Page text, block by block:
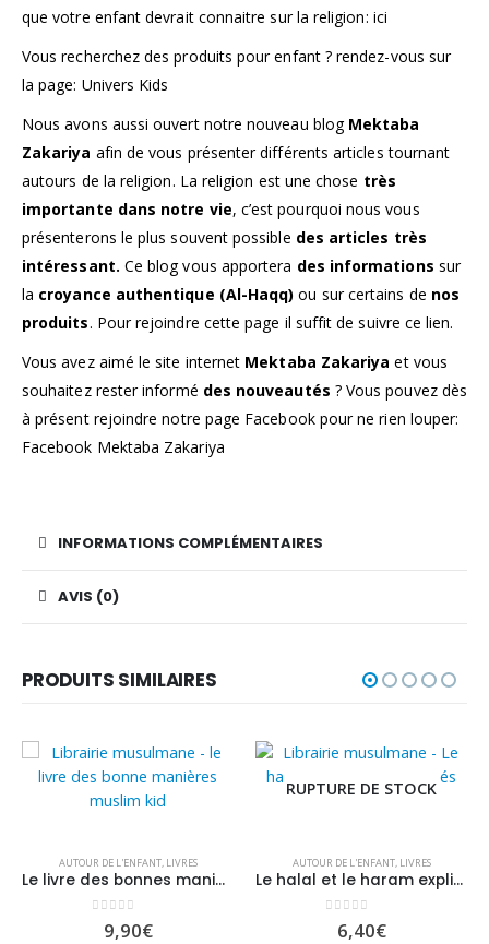
que votre enfant devrait connaitre sur la religion: ici
Vous recherchez des produits pour enfant ? rendez-vous sur
la page: Univers Kids
Nous avons aussi ouvert notre nouveau blog Mektaba
Zakariya afin de vous présenter différents articles tournant
autours de la religion. La religion est une chose très
importante dans notre vie, c’est pourquoi nous vous
présenterons le plus souvent possible des articles très
intéressant. Ce blog vous apportera des informations sur
la croyance authentique (Al-Haqq) ou sur certains de nos
produits. Pour rejoindre cette page il suffit de suivre celien.
Vous avez aimé le site internet Mektaba Zakariya et vous
souhaitez rester informé des nouveautés ? Vous pouvez dès
à présent rejoindre notre page Facebook pour ne rien louper:
Facebook Mektaba Zakariya
INFORMATIONS COMPLÉMENTAIRES
AVIS (0)
PRODUITS SIMILAIRES
AUTOUR DE L'ENFANT, LIVRES
Le livre des bonnes manières (7 à 12 ans)
sur 5
9,90€
RUPTURE DE STOCK
AUTOUR DE L'ENFANT, LIVRES
Le halal et le haram expliqués aux enfants (10 ans et +)
sur 5
6,40€